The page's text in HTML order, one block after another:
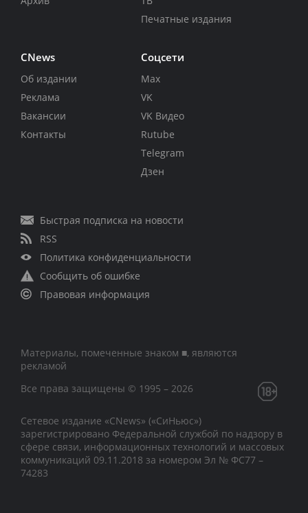
Печатные издания
CNews
Об издании
Реклама
Вакансии
Контакты
Соцсети
Max
VK
VK Видео
Rutube
Telegram
Дзен
Быстрая подписка на новости
RSS
Политика конфиденциальности
Сообщить об ошибке
Правовая информация
Материалы, помеченные знаком ■, являются
рекламой
Все права защищены © 1995 – 2026
Сетевое издание «CNews» («СиНьюс»)
зарегистрировано Федеральной службой по надзору в
сфере связи, информационных технологий и массовых
коммуникаций 09.11.2018 за номером Эл № ФС77 –
74283